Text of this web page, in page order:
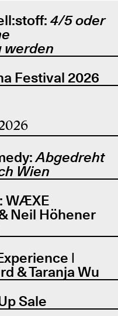
4/5 oder
werden
Festival 2026
Abgedreht
Wien
WÆXE
Neil Höhener
|
& Taranja Wu
Sale